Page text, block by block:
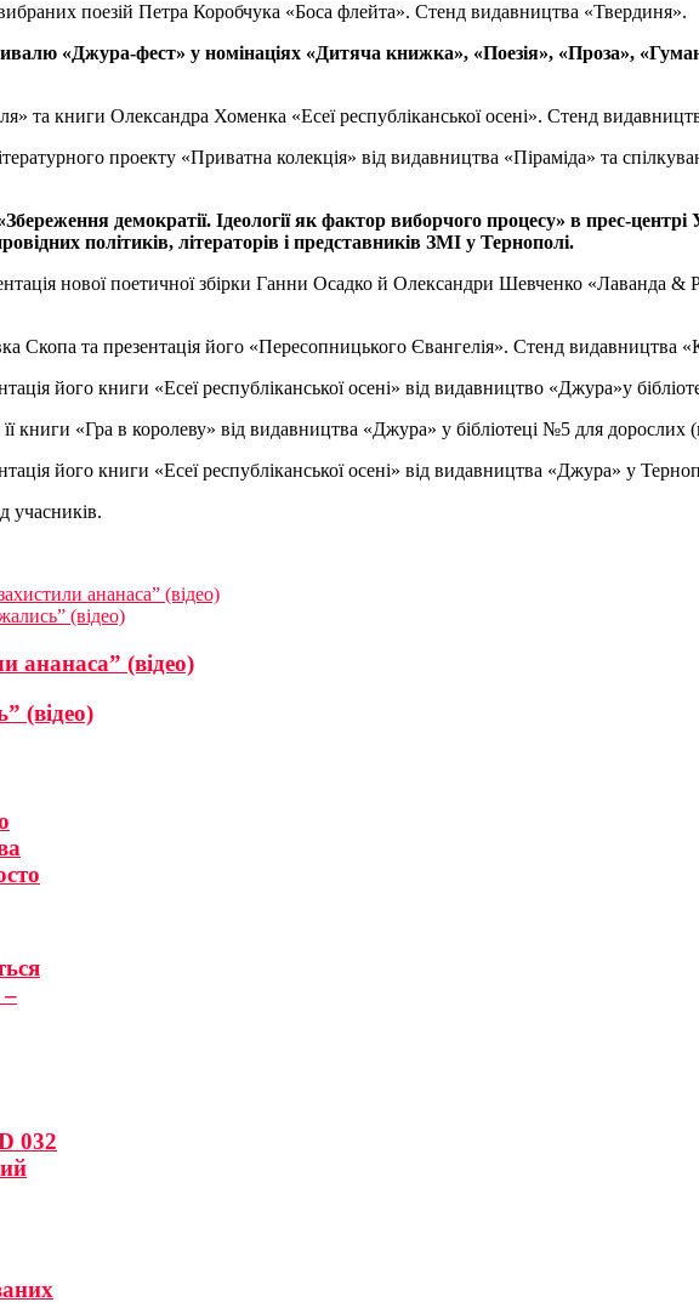
поезій Петра Коробчука «Боса флейта». Стенд видавництва «Твердиня».
«Джура-фест» у номінаціях «Дитяча книжка», «Поезія», «Проза»,
та книги Олександра Хоменка «Есеї республіканської осені». Стенд
проекту «Приватна колекція» від видавництва «Піраміда» та
демократії. Ідеології як фактор виборчого процесу» в прес-
політиків, літераторів і представників ЗМІ у Тернополі.
нової поетичної збірки Ганни Осадко й Олександри Шевченко «Лаванда
Скопа та презентація його «Пересопницького Євангелія». Стенд видавництва
його книги «Есеї республіканської осені» від видавництво «Джура»у
книги «Гра в королеву» від видавництва «Джура» у бібліотеці №5 для дорослих
його книги «Есеї республіканської осені» від видавництва «Джура» у
учасників.
ананаса” (відео)
(відео)
ананаса” (відео)
(відео)
–
032